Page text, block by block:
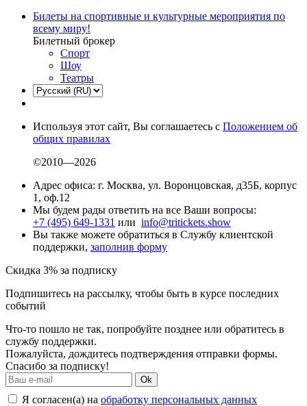
Билеты на спортивные и культурные мероприятия по
всему миру!
Билетный брокер
Спорт
Шоу
Театры
Используя этот сайт, Вы соглашаетесь с Положением об
общих правилах
©2010—2026
Адрес офиса: г. Москва, ул. Воронцовская, д35Б, корпус
1, оф.12
Мы будем рады ответить на все Ваши вопросы:
+7 (495) 649-1331 или info@tritickets.show
Вы также можете обратиться в Службу клиентской
поддержки, заполнив форму
Скидка 3% за подписку
Подпишитесь на рассылку, чтобы быть в курсе последних
событий
Что-то пошло не так, попробуйте позднее или обратитесь в
службу поддержки.
Пожалуйста, дождитесь подтверждения отправки формы.
Спасибо за подписку!
Ok
Я согласен(а) на обработку персональных данных